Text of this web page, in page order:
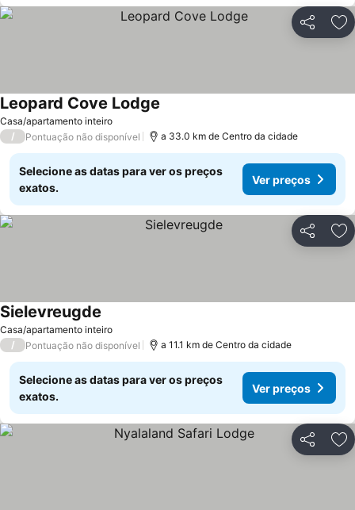
Partilhar
Casa/apartamento inteiro
Leopard Cove Lodge
/ Pontuação não disponível a 33.0 km de Centro da cidade
Selecione as datas para ver os preços
exatos.
Ver preços
Partilhar
Casa/apartamento inteiro
Sielevreugde
/ Pontuação não disponível a 11.1 km de Centro da cidade
Selecione as datas para ver os preços
exatos.
Ver preços
Partilhar